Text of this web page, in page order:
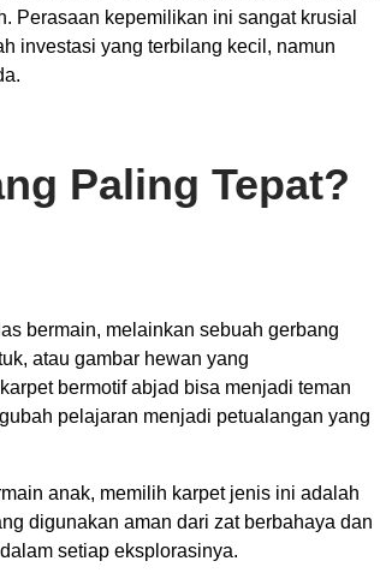
Perasaan kepemilikan ini sangat krusial
investasi yang terbilang kecil, namun
Paling Tepat?
bermain, melainkan sebuah gerbang
atau gambar hewan yang
bermotif abjad bisa menjadi teman
pelajaran menjadi petualangan yang
anak, memilih karpet jenis ini adalah
digunakan aman dari zat berbahaya dan
setiap eksplorasinya.